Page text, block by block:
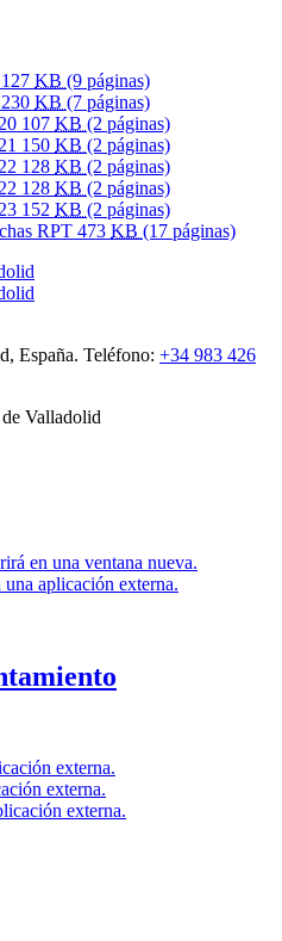
127 KB (9 páginas)
230 KB (7 páginas)
107 KB (2 páginas)
150 KB (2 páginas)
128 KB (2 páginas)
128 KB (2 páginas)
152 KB (2 páginas)
RPT 473 KB (17 páginas)
España. Teléfono: +34 983 426
Valladolid
en una ventana nueva.
una aplicación externa.
externa.
externa.
externa.